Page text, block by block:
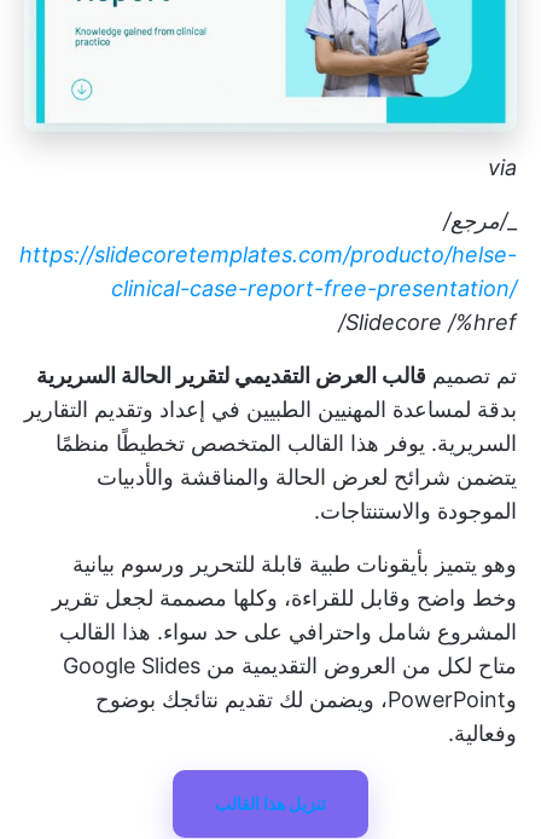
via
_/مرجع/
https://slidecoretemplates.com/producto/helse-
clinical-case-report-free-presentation/
Slidecore /%href/
تم تصميم قالب العرض التقديمي لتقرير الحالة السريرية
بدقة لمساعدة المهنيين الطبيين في إعداد وتقديم التقارير
السريرية. يوفر هذا القالب المتخصص تخطيطًا منظمًا
يتضمن شرائح لعرض الحالة والمناقشة والأدبيات
الموجودة والاستنتاجات.
وهو يتميز بأيقونات طبية قابلة للتحرير ورسوم بيانية
وخط واضح وقابل للقراءة، وكلها مصممة لجعل تقرير
المشروع شامل واحترافي على حد سواء. هذا القالب
متاح لكل من العروض التقديمية من Google Slides
وPowerPoint، ويضمن لك تقديم نتائجك بوضوح
وفعالية.
تنزيل هذا القالب